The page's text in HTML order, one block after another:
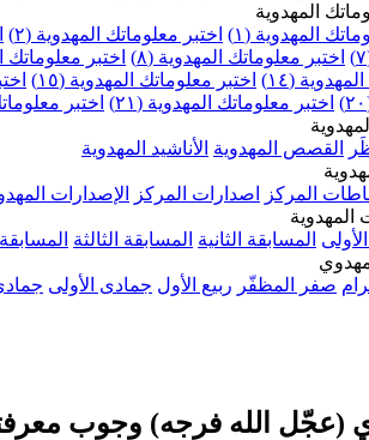
المهدوية
المهدوية (١)
اختبر معلوماتك المهدوية (٢)
اختبر معلوماتك المهدوية (٨) اختبر معلوماتك
(١٤)
اختبر معلوماتك المهدوية (١٥)
اختبر معلوماتك المهدوية (٢١) اختبر
القصص المهدوية الأناشيد المهدوية
المركز
اصدارات المركز الإصدارات
المهدوية
المسابقة الثانية المسابقة الثالثة
صفر المظفّر ربيع الأول جمادى الأولى
(عجّل الله فرجه) وجوب